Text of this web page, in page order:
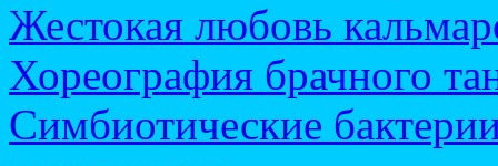
Жестокая любовь
Хореография брачного
Симбиотические